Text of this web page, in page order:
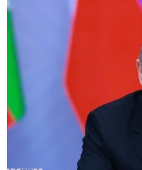
Tiêm vaccine ngừa
Theo số liệu chính
gia cung cấp, tính
triệu liều vaccine